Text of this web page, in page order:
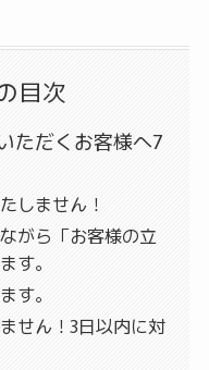
目次
ただくお客様へ7
しません！
がら「お客様の立
す。
す。
せん！3日以内に対